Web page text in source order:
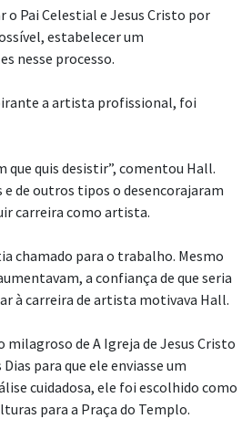
o Pai Celestial e Jesus Cristo por
estabelecer um
nesse processo.
a artista profissional, foi
que quis desistir”, comentou Hall.
de outros tipos o desencorajaram
carreira como artista.
chamado para o trabalho. Mesmo
a confiança de que seria
à carreira de artista motivava Hall.
milagroso de A Igreja de Jesus Cristo
para que ele enviasse um
cuidadosa, ele foi escolhido como
para a Praça do Templo.